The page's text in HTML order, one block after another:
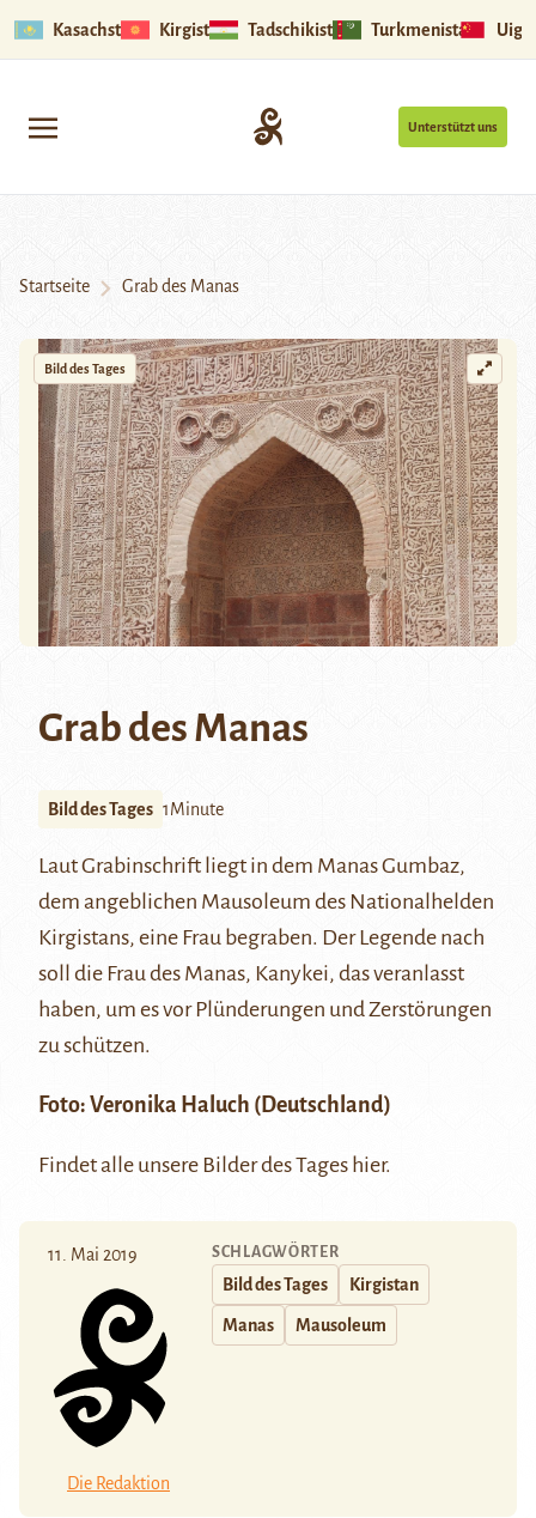
Kasachstan Kirgistan Tadschikistan Turkmenistan
Unterstützt uns
Startseite Grab des Manas
Bild des Tages
Grab des Manas
Bild des Tages 1Minute
Laut Grabinschrift liegt in dem Manas Gumbaz,
dem angeblichen Mausoleum des Nationalhelden
Kirgistans, eine Frau begraben. Der Legende nach
soll die Frau des Manas, Kanykei, das veranlasst
haben, um es vor Plünderungen und Zerstörungen
zu schützen.
Foto: Veronika Haluch (Deutschland)
Findet alle unsere Bilder des Tages hier.
11. Mai 2019
Die Redaktion
SCHLAGWÖRTER
Bild des Tages Kirgistan
Manas Mausoleum